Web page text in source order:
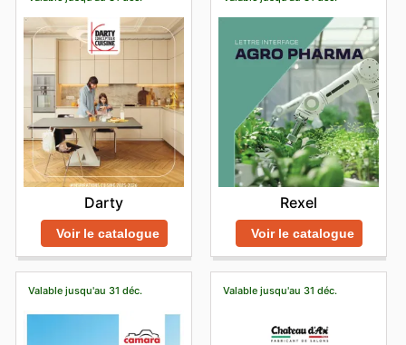
Darty
Voir le catalogue
Rexel
Voir le catalogue
Valable jusqu'au 31 déc. Valable jusqu'au 31 déc.